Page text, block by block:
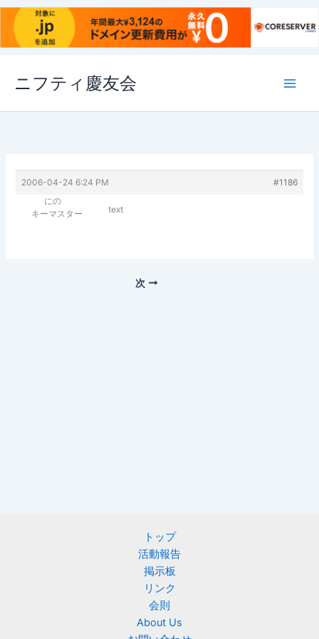
ス
ニフティ慶友会
2006-04-24 6:24 PM
#1186
にの
キーマスター
text
次
トップ
活動報告
掲示板
リンク
会則
About Us